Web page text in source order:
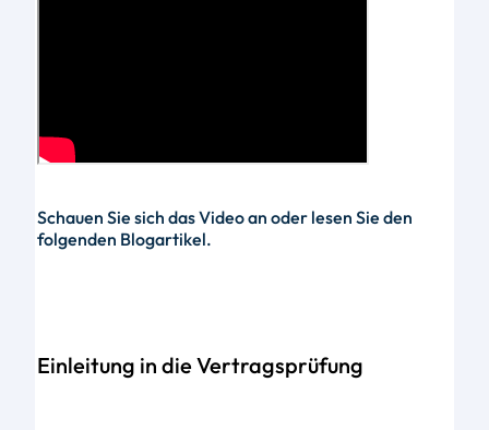
Schauen Sie sich das Video an oder lesen Sie den
folgenden Blogartikel.
Einleitung in die Vertragsprüfung